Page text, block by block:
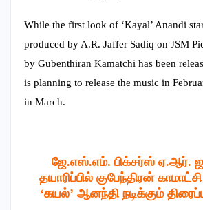
While the first look of ‘Kayal’ Anandi
produced by A.R. Jaffer Sadiq on JSM
by Gubenthiran Kamatchi has been
is planning to release the music in
in March.
ஜே.எஸ்.எம். பிக்சர்ஸ் ஏ.ஆர்.
தயாரிப்பில் குபேந்திரன்
‘கயல்’ ஆனந்தி நடிக்கும்